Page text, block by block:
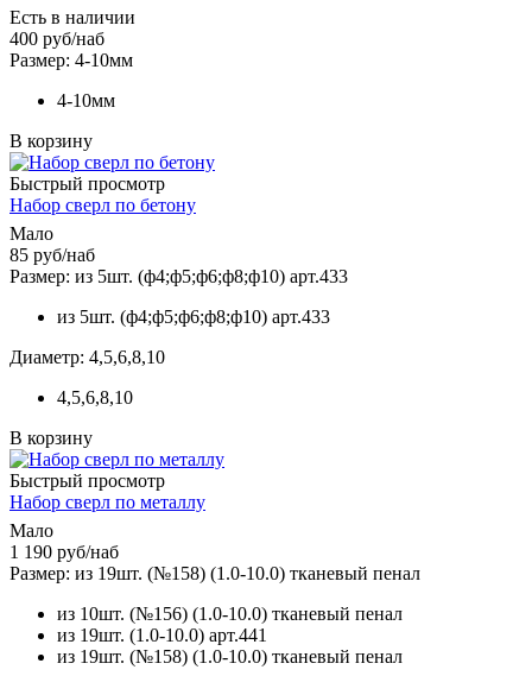
Есть в наличии
400 руб/наб
Размер: 4-10мм
4-10мм
В корзину
Быстрый просмотр
Набор сверл по бетону
Мало
85 руб/наб
Размер: из 5шт. (ф4;ф5;ф6;ф8;ф10) арт.433
из 5шт. (ф4;ф5;ф6;ф8;ф10) арт.433
Диаметр: 4,5,6,8,10
4,5,6,8,10
В корзину
Быстрый просмотр
Набор сверл по металлу
Мало
1 190 руб/наб
Размер: из 19шт. (№158) (1.0-10.0) тканевый пенал
из 10шт. (№156) (1.0-10.0) тканевый пенал
из 19шт. (1.0-10.0) арт.441
из 19шт. (№158) (1.0-10.0) тканевый пенал